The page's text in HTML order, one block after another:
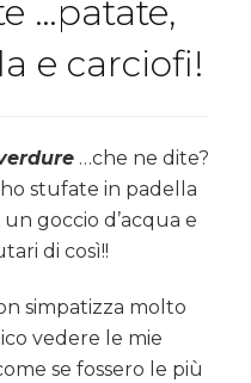
…patate,
e carciofi!
…che ne dite?
stufate in padella
goccio d’acqua e
di così!!
simpatizza molto
vedere le mie
se fossero le più